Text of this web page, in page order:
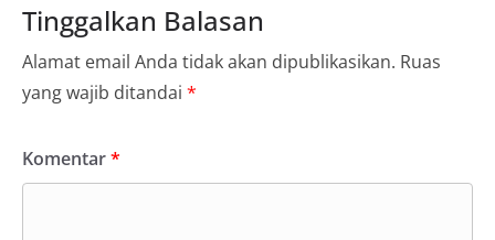
Tinggalkan Balasan
Alamat email Anda tidak akan dipublikasikan. Ruas
yang wajib ditandai *
Komentar*